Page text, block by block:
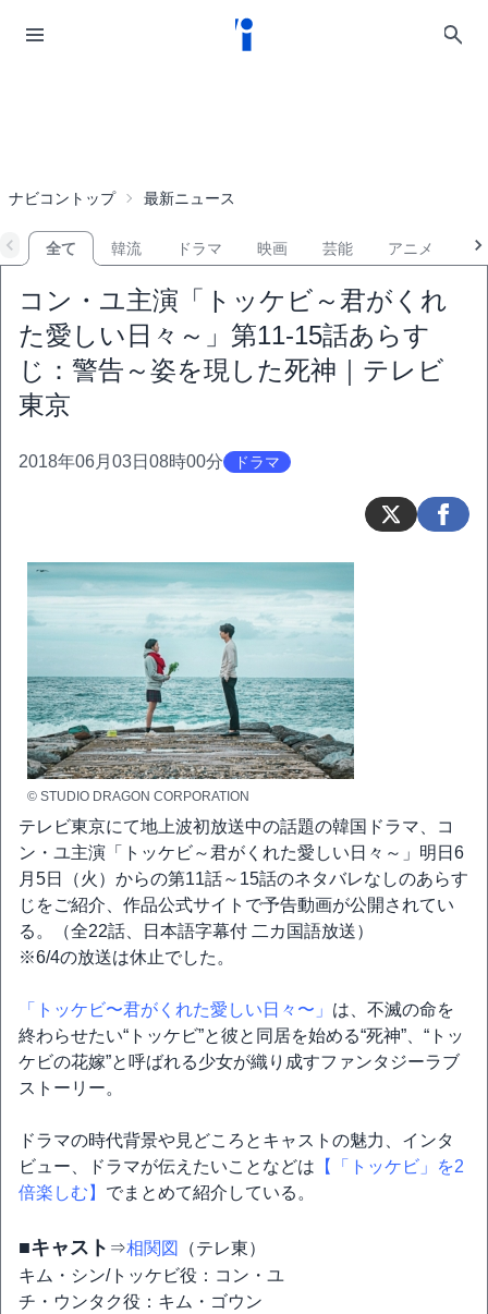
ナビコントップ 最新ニュース
全て 韓流 ドラマ 映画 芸能 アニメ
コン・ユ主演「トッケビ～君がくれ
た愛しい日々～」第11-15話あらす
じ：警告～姿を現した死神｜テレビ
東京
2018年06月03日08時00分 ドラマ
© STUDIO DRAGON CORPORATION
テレビ東京にて地上波初放送中の話題の韓国ドラマ、コ
ン・ユ主演「トッケビ～君がくれた愛しい日々～」明日6
月5日（火）からの第11話～15話のネタバレなしのあらす
じをご紹介、作品公式サイトで予告動画が公開されてい
る。（全22話、日本語字幕付 二カ国語放送）
※6/4の放送は休止でした。
「トッケビ〜君がくれた愛しい日々〜」 は、不滅の命を
終わらせたい“トッケビ”と彼と同居を始める“死神”、“トッ
ケビの花嫁”と呼ばれる少女が織り成すファンタジーラブ
ストーリー。
ドラマの時代背景や見どころとキャストの魅力、インタ
ビュー、ドラマが伝えたいことなどは 【「トッケビ」を2
倍楽しむ】 でまとめて紹介している。
■キャスト ⇒相関図
（テレ東）
キム・シン/トッケビ役：コン・ユ
チ・ウンタク役：キム・ゴウン